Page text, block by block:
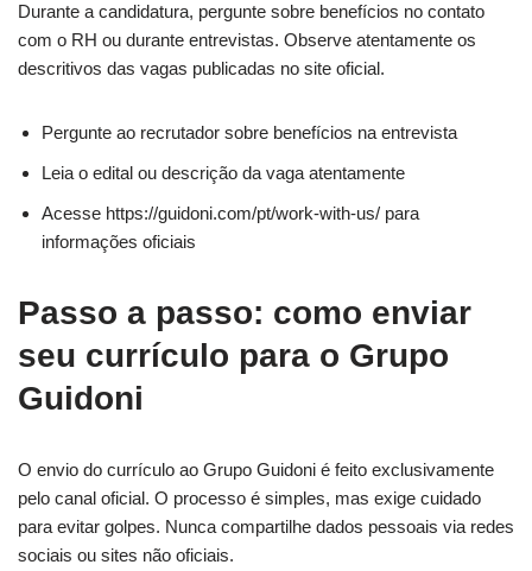
Durante a candidatura, pergunte sobre benefícios no contato
com o RH ou durante entrevistas. Observe atentamente os
descritivos das vagas publicadas no site oficial.
Pergunte ao recrutador sobre benefícios na entrevista
Leia o edital ou descrição da vaga atentamente
Acesse https://guidoni.com/pt/work-with-us/ para
informações oficiais
Passo a passo: como enviar
seu currículo para o Grupo
Guidoni
O envio do currículo ao Grupo Guidoni é feito exclusivamente
pelo canal oficial. O processo é simples, mas exige cuidado
para evitar golpes. Nunca compartilhe dados pessoais via redes
sociais ou sites não oficiais.